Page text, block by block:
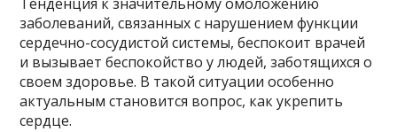
заболеваний, связанных с нарушением функции
сердечно-сосудистой системы, беспокоит врачей
и вызывает беспокойство у людей, заботящихся о
своем здоровье. В такой ситуации особенно
актуальным становится вопрос, как укрепить
сердце.